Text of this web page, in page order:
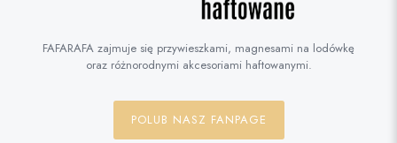
FAFARAFA zajmuje się przywieszkami, magnesami na lodówkę
oraz różnorodnymi akcesoriami haftowanymi.
POLUB NASZ FANPAGE